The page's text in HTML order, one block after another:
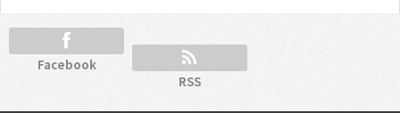
Facebook
RSS